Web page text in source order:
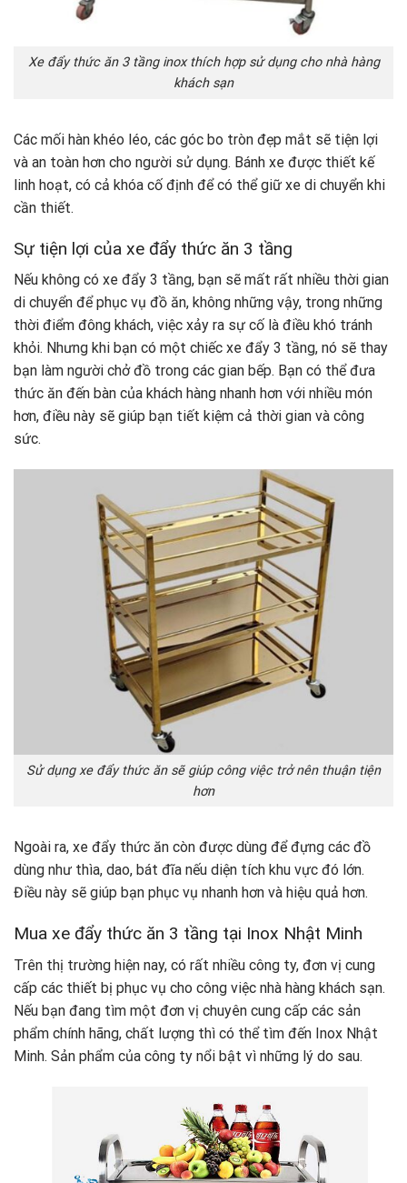
Xe đẩy thức ăn 3 tầng inox thích hợp sử dụng cho nhà hàng
khách sạn
Các mối hàn khéo léo, các góc bo tròn đẹp mắt sẽ tiện lợi
và an toàn hơn cho người sử dụng. Bánh xe được thiết kế
linh hoạt, có cả khóa cố định để có thể giữ xe di chuyển khi
cần thiết.
Sự tiện lợi của xe đẩy thức ăn 3 tầng
Nếu không có xe đẩy 3 tầng, bạn sẽ mất rất nhiều thời gian
di chuyển để phục vụ đồ ăn, không những vậy, trong những
thời điểm đông khách, việc xảy ra sự cố là điều khó tránh
khỏi. Nhưng khi bạn có một chiếc xe đẩy 3 tầng, nó sẽ thay
bạn làm người chở đồ trong các gian bếp. Bạn có thể đưa
thức ăn đến bàn của khách hàng nhanh hơn với nhiều món
hơn, điều này sẽ giúp bạn tiết kiệm cả thời gian và công
sức.
Sử dụng xe đẩy thức ăn sẽ giúp công việc trở nên thuận tiện
hơn
Ngoài ra, xe đẩy thức ăn còn được dùng để đựng các đồ
dùng như thìa, dao, bát đĩa nếu diện tích khu vực đó lớn.
Điều này sẽ giúp bạn phục vụ nhanh hơn và hiệu quả hơn.
Mua xe đẩy thức ăn 3 tầng tại Inox Nhật Minh
Trên thị trường hiện nay, có rất nhiều công ty, đơn vị cung
cấp các thiết bị phục vụ cho công việc nhà hàng khách sạn.
Nếu bạn đang tìm một đơn vị chuyên cung cấp các sản
phẩm chính hãng, chất lượng thì có thể tìm đến Inox Nhật
Minh. Sản phẩm của công ty nổi bật vì những lý do sau.